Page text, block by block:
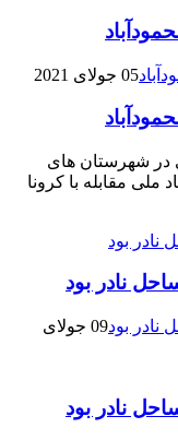
05 جولای 2021
در شهر‌ستان های
ملی مقابله با کرونا
نادر بود
09 جولای
نادر بود